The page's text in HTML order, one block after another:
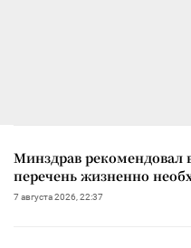
Минздрав рекомендовал
перечень жизненно
7 августа 2026, 22:37